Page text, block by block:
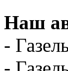
Наш
-